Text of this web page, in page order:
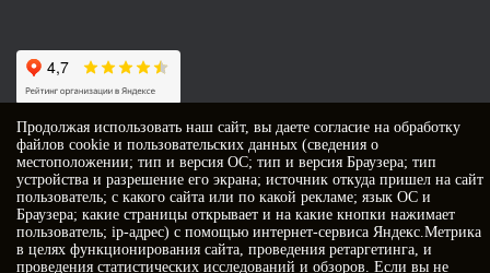
Контакты
г. Ростов-на-Дону,
ул. Ленина, 100/1, этаж 2, офис 201
+7 (863) 218-52-62
Наш ТГ канал
Продолжая использовать наш сайт, вы даете согласие на обработку
файлов cookie и пользовательских данных (сведения о
местоположении; тип и версия ОС; тип и версия Браузера; тип
устройства и разрешение его экрана; источник откуда пришел на сайт
пользователь; с какого сайта или по какой рекламе; язык ОС и
Браузера; какие страницы открывает и на какие кнопки нажимает
пользователь; ip-адрес) с помощью интернет-сервиса Яндекс.Метрика
в целях функционирования сайта, проведения ретаргетинга, и
проведения статистических исследований и обзоров. Если вы не